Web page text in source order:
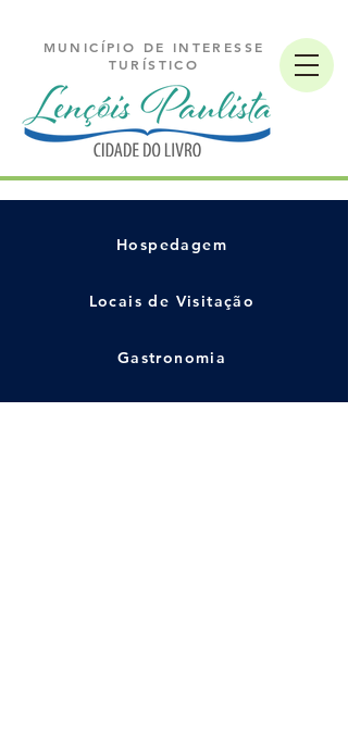
MUNICÍPIO DE INTERESSE
TURÍSTICO
Hospedagem
Locais de Visitação
Gastronomia